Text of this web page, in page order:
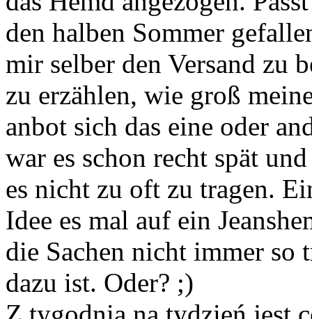
den halben Sommer
mir selber den Versand zu
zu erzählen, wie groß
anbot sich das eine oder
war es schon recht spät
es nicht zu oft zu tragen.
Idee es mal auf ein
die Sachen nicht immer so
dazu ist. Oder? ;)